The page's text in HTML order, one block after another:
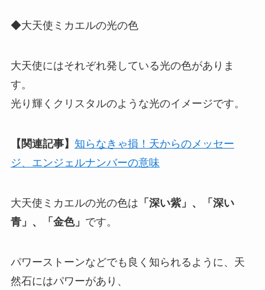
◆大天使ミカエルの光の色
大天使にはそれぞれ発している光の色がありま
す。
光り輝くクリスタルのような光のイメージです。
【関連記事】 知らなきゃ損！天からのメッセー
ジ、エンジェルナンバーの意味
大天使ミカエルの光の色は 「深い紫」、「深い
青」、「金色」 です。
パワーストーンなどでも良く知られるように、天
然石にはパワーがあり、